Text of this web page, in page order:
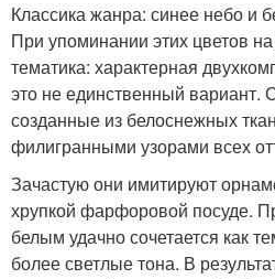
Классика жанра: синее небо и
При упоминании этих цветов
тематика: характерная
это не единственный вариант.
созданные из белоснежных
филигранными узорами всех
Зачастую они имитируют
хрупкой фарфоровой посуде.
белым удачно сочетается как
более светлые тона. В